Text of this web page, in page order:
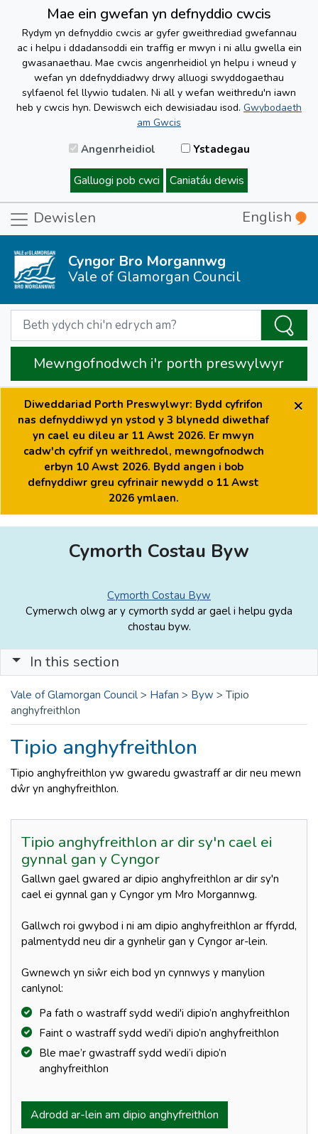
Mae ein gwefan yn defnyddio cwcis
Rydym yn defnyddio cwcis ar gyfer gweithrediad gwefannau
ac i helpu i ddadansoddi ein traffig er mwyn i ni allu gwella ein
gwasanaethau. Mae cwcis angenrheidiol yn helpu i wneud y
wefan yn ddefnyddiadwy drwy alluogi swyddogaethau
sylfaenol fel llywio tudalen. Ni all y wefan weithredu'n iawn
heb y cwcis hyn. Dewiswch eich dewisiadau isod. Gwybodaeth
am Gwcis
Angenrheidiol Ystadegau
Galluogi pob cwci Caniatáu dewis
Dewislen English
Cyngor Bro Morgannwg
Vale of Glamorgan Council
Mewngofnodwch i'r porth preswylwyr
Diweddariad Porth Preswylwyr: Bydd cyfrifon
nas defnyddiwyd yn ystod y 3 blynedd diwethaf
yn cael eu dileu ar 11 Awst 2026. Er mwyn
cadw'ch cyfrif yn weithredol, mewngofnodwch
erbyn 10 Awst 2026. Bydd angen i bob
defnyddiwr greu cyfrinair newydd o 11 Awst
2026 ymlaen.
×
Cymorth Costau Byw
Cymorth Costau Byw
Cymerwch olwg ar y cymorth sydd ar gael i helpu gyda
chostau byw.
In this section
Vale of Glamorgan Council > Hafan > Byw > Tipio
anghyfreithlon
Tipio anghyfreithlon
Tipio anghyfreithlon yw gwaredu gwastraff ar dir neu mewn
dŵr yn anghyfreithlon.
Tipio anghyfreithlon ar dir sy'n cael ei
gynnal gan y Cyngor
Gallwn gael gwared ar dipio anghyfreithlon ar dir sy'n
cael ei gynnal gan y Cyngor ym Mro Morgannwg.
Gallwch roi gwybod i ni am dipio anghyfreithlon ar ffyrdd,
palmentydd neu dir a gynhelir gan y Cyngor ar-lein.
Gwnewch yn siŵr eich bod yn cynnwys y manylion
canlynol:
Pa fath o wastraff sydd wedi'i dipio’n anghyfreithlon
Faint o wastraff sydd wedi'i dipio’n anghyfreithlon
Ble mae’r gwastraff sydd wedi’i dipio’n
anghyfreithlon
Adrodd ar-lein am dipio anghyfreithlon